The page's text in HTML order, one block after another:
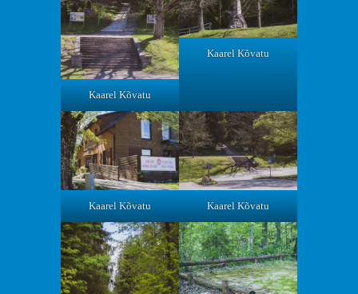
Kaarel Kõvatu
Kaarel Kõvatu
Kaarel Kõvatu Kaarel Kõvatu